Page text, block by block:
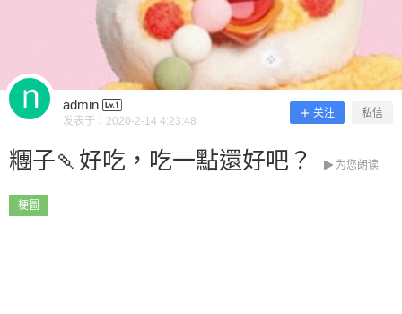
admin
发表于： 2020-2-14 4:23:48
关注 私信
糰子🍡好吃，吃一點還好吧？ 为您朗读
梗圖
扫描二维码继续阅读